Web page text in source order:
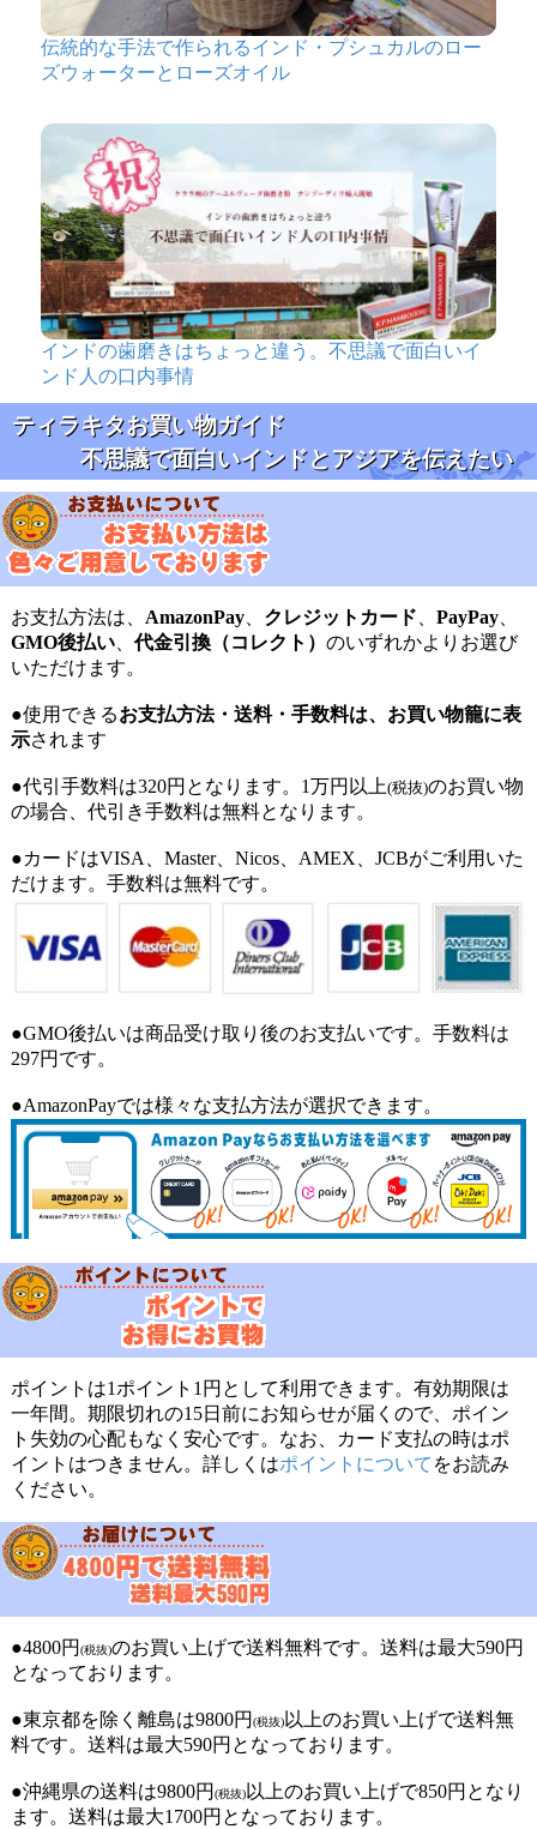
伝統的な手法で作られるインド・プシュカルのロー
ズウォーターとローズオイル
インドの歯磨きはちょっと違う。不思議で面白いイ
ンド人の口内事情
ティラキタお買い物ガイド
不思議で面白いインドとアジアを伝えたい
お支払方法は、 AmazonPay、 クレジットカード PayPay、
GMO後払い、代金引換（コレクト） のいずれかよりお選び
いただけます。
●使用できるお支払方法・送料・手数料は、お買い物籠に表
示されます
●代引手数料は320円となります。1万円以上(税抜)のお買い物
の場合、代引き手数料は無料となります。
●カードはVISA、Master、Nicos、AMEX、JCBがご利用いた
だけます。手数料は無料です。
●GMO後払いは商品受け取り後のお支払いです。手数料は
297円です。
●AmazonPayでは様々な支払方法が選択できます。
ポイントは1ポイント1円として利用できます。有効期限は
一年間。期限切れの15日前にお知らせが届くので、ポイン
ト失効の心配もなく安心です。なお、カード支払の時はポ
イントはつきません。詳しくはポイントについて をお読み
ください。
●4800円 (税抜)のお買い上げで送料無料です。送料は最大590円
となっております。
●東京都を除く離島は9800円 (税抜)以上のお買い上げで送料無
料です。送料は最大590円となっております。
●沖縄県の送料は9800円 (税抜)以上のお買い上げで850円となり
ます。送料は最大1700円となっております。